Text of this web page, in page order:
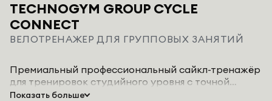
ВЕЛОТРЕНАЖЕР ДЛЯ ГРУППОВЫХ ЗАНЯТИЙ
TECHNOGYM GROUP CYCLE
CONNECT
Премиальный профессиональный сайкл-тренажёр
для тренировок студийного уровня с точной
передачей мощности, плавным ходом и
Показать больше